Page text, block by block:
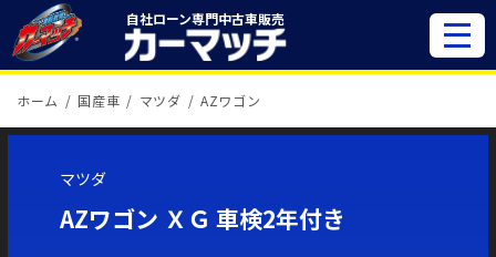
自社ローン専門中古車販売
ホーム 国産車 マツダ AZワゴン
マツダ
AZワゴン ＸＧ 車検2年付き